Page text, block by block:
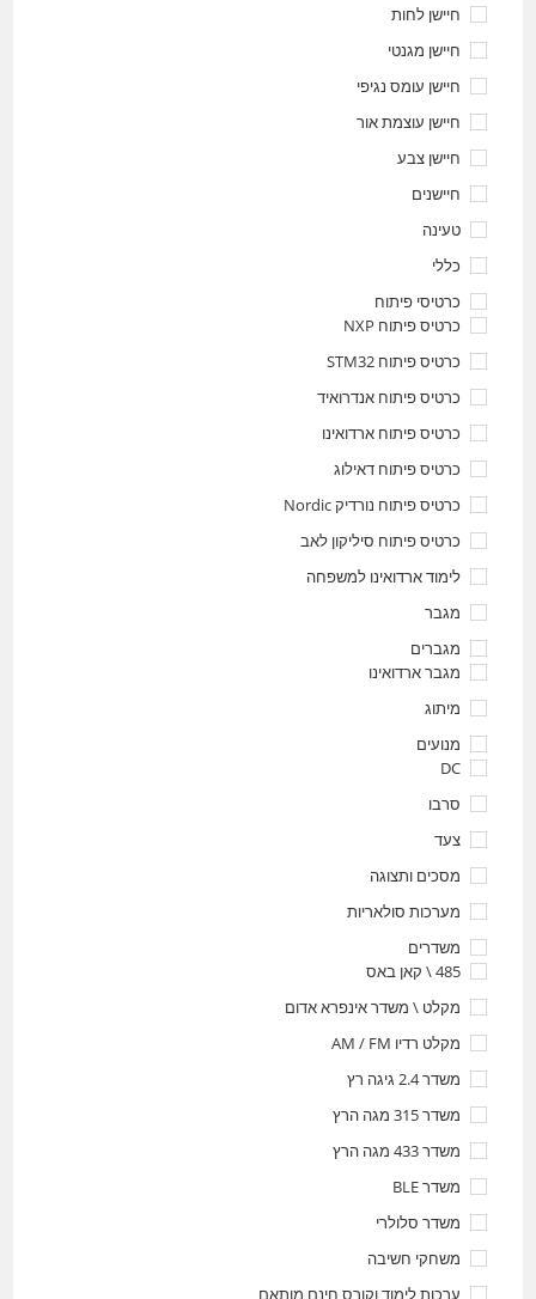
חיישן לחות
חיישן מגנטי
חיישן עומס נגיפי
חיישן עוצמת אור
חיישן צבע
חיישנים
טעינה
כללי
כרטיסי פיתוח
כרטיס פיתוח NXP
כרטיס פיתוח STM32
כרטיס פיתוח אנדרואיד
כרטיס פיתוח ארדואינו
כרטיס פיתוח דאילוג
כרטיס פיתוח נורדיק Nordic
כרטיס פיתוח סיליקון לאב
לימוד ארדואינו למשפחה
מגבר
מגברים
מגבר ארדואינו
מיתוג
מנועים
DC
סרבו
צעד
מסכים ותצוגה
מערכות סולאריות
משדרים
485 \ קאן באס
מקלט \ משדר אינפרא אדום
מקלט רדיו AM / FM
משדר 2.4 גיגה רץ
משדר 315 מגה הרץ
משדר 433 מגה הרץ
משדר BLE
משדר סלולרי
משחקי חשיבה
ערכות לימוד וקורס חינם מותאם